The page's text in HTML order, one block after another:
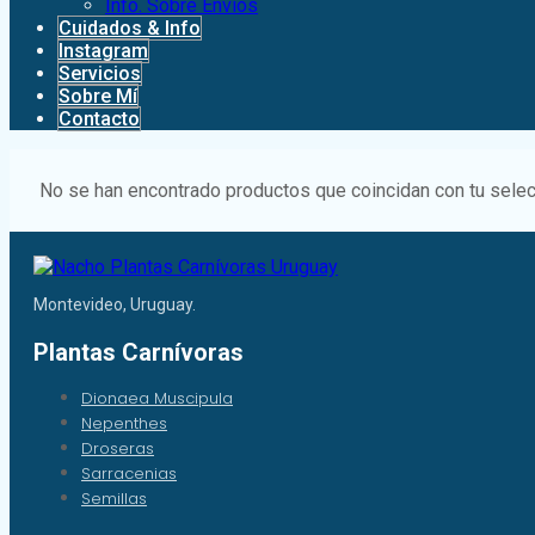
Info. Sobre Envíos
Cuidados & Info
Instagram
Servicios
Sobre Mí
Contacto
No se han encontrado productos que coincidan con tu
Montevideo, Uruguay.
Plantas Carnívoras
Dionaea Muscipula
Nepenthes
Droseras
Sarracenias
Semillas